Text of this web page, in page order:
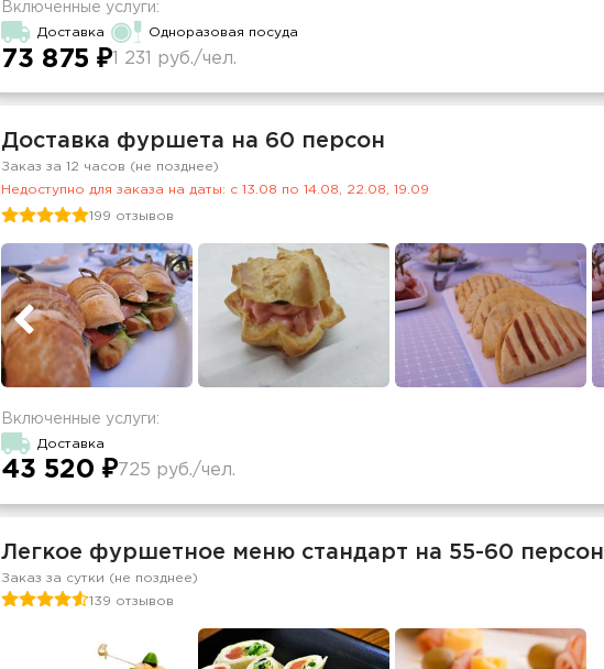
Включенные услуги:
Доставка Одноразовая посуда
73 875 ₽ 1 231 руб./чел.
Доставка фуршета на 60 персон
Заказ за 12 часов (не позднее)
Недоступно для заказа на даты: c 13.08 по 14.08, 22.08, 19.09
199 отзывов
Включенные услуги:
Доставка
43 520 ₽ 725 руб./чел.
Легкое фуршетное меню стандарт на 55-60 персон
Заказ за сутки (не позднее)
139 отзывов